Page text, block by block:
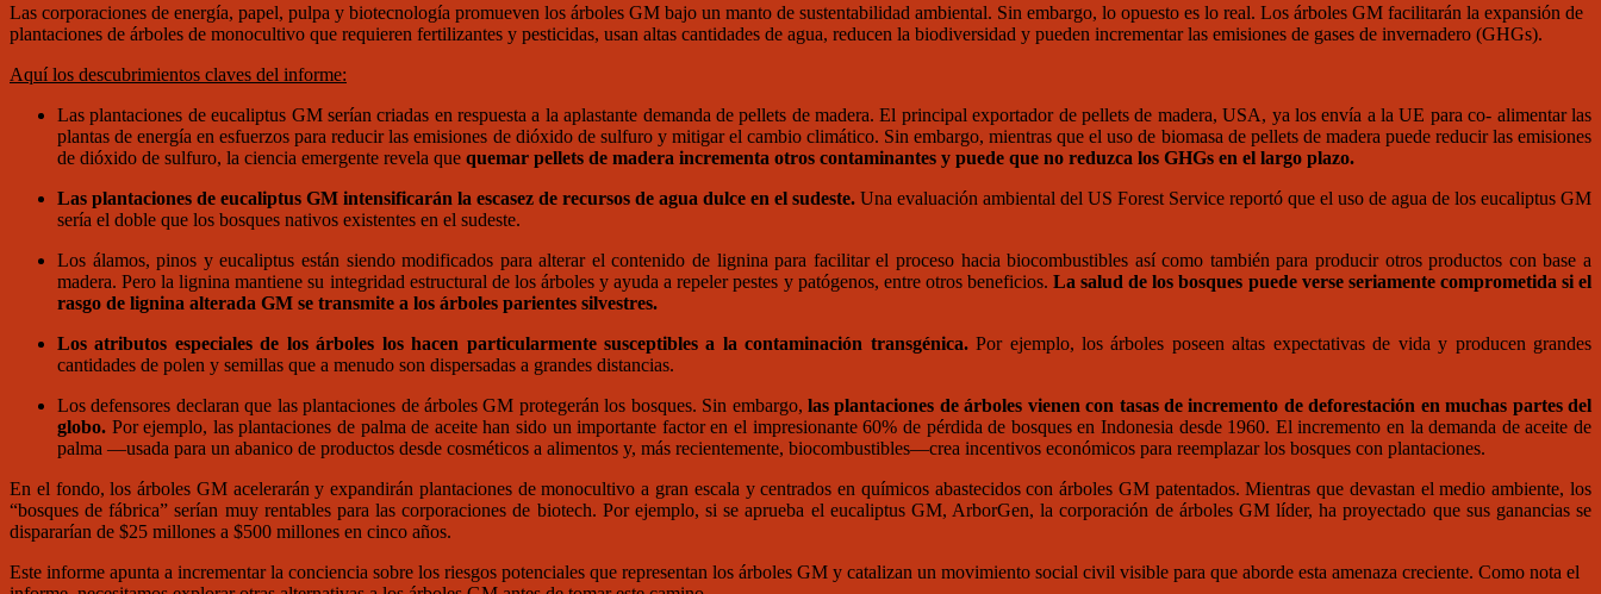
Las corporaciones de energía, papel, pulpa y biotecnología promueven los árboles GM bajo un manto de sustentabilidad ambiental. Sin embargo, lo opuesto es lo real. Los árboles GM facilitarán la expansión de
plantaciones de árboles de monocultivo que requieren fertilizantes y pesticidas, usan altas cantidades de agua, reducen la biodiversidad y pueden incrementar las emisiones de gases de invernadero (GHGs).
Aquí los descubrimientos claves del informe:
Las plantaciones de eucaliptus GM serían criadas en respuesta a la aplastante demanda de pellets de madera. El principal exportador de pellets de madera, USA, ya los envía a la UE para co- alimentar las
plantas de energía en esfuerzos para reducir las emisiones de dióxido de sulfuro y mitigar el cambio climático. Sin embargo, mientras que el uso de biomasa de pellets de madera puede reducir las emisiones
de dióxido de sulfuro, la ciencia emergente revela que quemar pellets de madera incrementa otros contaminantes y puede que no reduzca los GHGs en el largo plazo.
Las plantaciones de eucaliptus GM intensificarán la escasez de recursos de agua dulce en el sudeste. Una evaluación ambiental del US Forest Service reportó que el uso de agua de los eucaliptus GM
sería el doble que los bosques nativos existentes en el sudeste.
Los álamos, pinos y eucaliptus están siendo modificados para alterar el contenido de lignina para facilitar el proceso hacia biocombustibles así como también para producir otros productos con base a
madera. Pero la lignina mantiene su integridad estructural de los árboles y ayuda a repeler pestes y patógenos, entre otros beneficios.La salud de los bosques puede verse seriamente comprometida si el
rasgo de lignina alterada GM se transmite a los árboles parientes silvestres.
Los atributos especiales de los árboles los hacen particularmente susceptibles a la contaminación transgénica.Por ejemplo, los árboles poseen altas expectativas de vida y producen grandes
cantidades de polen y semillas que a menudo son dispersadas a grandes distancias.
Los defensores declaran que las plantaciones de árboles GM protegerán los bosques. Sin embargo, las plantaciones de árboles vienen con tasas de incremento de deforestación en muchas partes del
globo. Por ejemplo, las plantaciones de palma de aceite han sido un importante factor en el impresionante 60% de pérdida de bosques en Indonesia desde 1960. El incremento en la demanda de aceite de
palma —usada para un abanico de productos desde cosméticos a alimentos y, más recientemente, biocombustibles—crea incentivos económicos para reemplazar los bosques con plantaciones.
En el fondo, los árboles GM acelerarán y expandirán plantaciones de monocultivo a gran escala y centrados en químicos abastecidos con árboles GM patentados. Mientras que devastan el medio ambiente, los
“bosques de fábrica” serían muy rentables para las corporaciones de biotech. Por ejemplo, si se aprueba el eucaliptus GM, ArborGen, la corporación de árboles GM líder, ha proyectado que sus ganancias se
dispararían de $25 millones a $500 millones en cinco años.
Este informe apunta a incrementar la conciencia sobre los riesgos potenciales que representan los árboles GM y catalizan un movimiento social civil visible para que aborde esta amenaza creciente. Como nota el